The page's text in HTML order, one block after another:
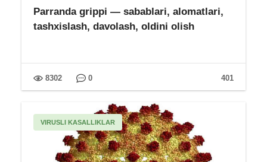
Parranda grippi — sabablari, alomatlari,
tashxislash, davolash, oldini olish
401
8302 0
VIRUSLI KASALLIKLAR